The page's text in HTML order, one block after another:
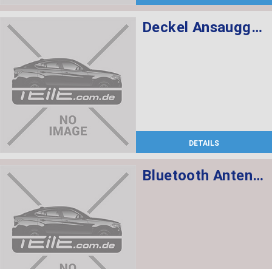
Deckel Ansauggeräuschdämpfer
DETAILS
Bluetooth Antenne